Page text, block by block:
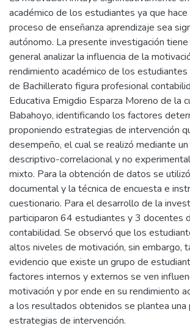
académico de los estudiantes ya que
proceso de enseñanza aprendizaje sea
autónomo. La presente investigación
general analizar la influencia de la
rendimiento académico de los
de Bachillerato figura profesional
Educativa Emigdio Esparza Moreno de la
Babahoyo, identificando los factores
proponiendo estrategias de intervención
desempeño, el cual se realizó mediante
descriptivo-correlacional y no
mixto. Para la obtención de datos se
documental y la técnica de encuesta e
cuestionario. Para el desarrollo de la
participaron 64 estudiantes y 3 docentes
contabilidad. Se observó que los
altos niveles de motivación, sin embargo,
evidencio que existe un grupo de
factores internos y externos se ven
motivación y por ende en su rendimiento
a los resultados obtenidos se plantea una
estrategias de intervención.